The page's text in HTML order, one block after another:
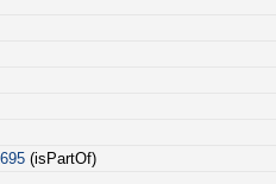
(isPartOf)